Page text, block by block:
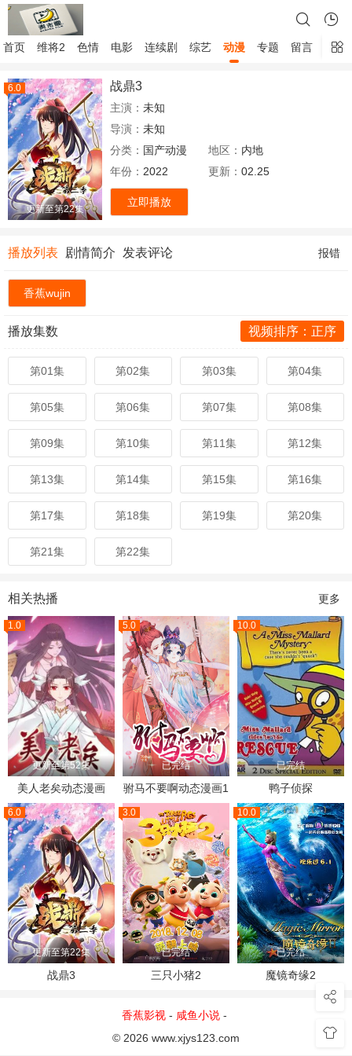
首页 维将2 色情 电影 连续剧 综艺 动漫 专题 留言
6.0
更新至第22集
战鼎3
主演： 未知
导演： 未知
分类： 国产动漫 地区： 内地
年份： 2022 更新： 02.25
立即播放
播放列表 剧情简介 发表评论 报错
香蕉wujin
播放集数 视频排序：正序
第01集 第02集 第03集 第04集
第05集 第06集 第07集 第08集
第09集 第10集 第11集 第12集
第13集 第14集 第15集 第16集
第17集 第18集 第19集 第20集
第21集 第22集
相关热播 更多
1.0
更新至第52集
美人老矣动态漫画
5.0
已完结
驸马不要啊动态漫画1
10.0
已完结
鸭子侦探
6.0
更新至第22集
战鼎3
3.0
已完结
三只小猪2
10.0
已完结
魔镜奇缘2
香蕉影视 - 咸鱼小说 -
© 2026 www.xjys123.com